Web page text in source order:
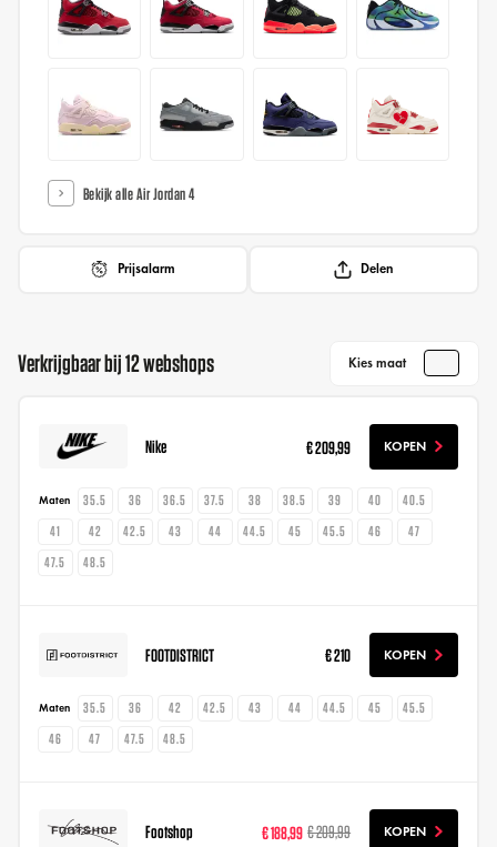
Bekijk alle Air Jordan 4
Prijsalarm Delen
Verkrijgbaar bij 12 webshops Kies maat
Nike € 209,99 KOPEN
Maten 35.5 36 36.5 37.5 38 38.5 39 40
40.5
41
42 42.5 43 44 44.5 45 45.5 46
47
47.5
48.5
FOOTDISTRICT € 210 KOPEN
Maten 35.5 36 42 42.5 43 44 44.5 45
45.5
46
47 47.5 48.5
Footshop € 188,99 € 209,99 KOPEN